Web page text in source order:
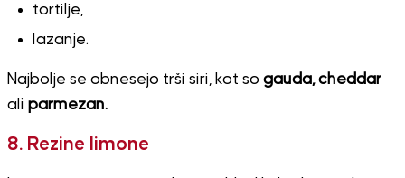
tortilje,
lazanje.
Najbolje se obnesejo trši siri, kot so gauda, cheddar
ali parmezan.
8. Rezine limone